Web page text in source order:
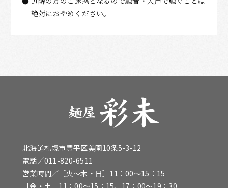
絶対におやめください。
北海道札幌市豊平区美園10条5-3-12
電話／011-820-6511
営業時間／［火〜木・日］11：00～15：15
［金・土］11：00～15：15、17：00～19：30